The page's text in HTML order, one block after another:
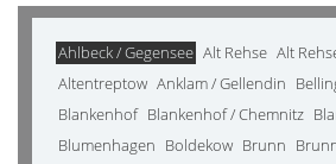
Ahlbeck / Gegensee Alt Rehse Alt
Altentreptow Anklam / Gellendin
Blankenhof Blankenhof / Chemnitz
Blumenhagen Boldekow Brunn